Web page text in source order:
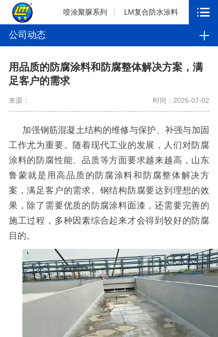
喷涂聚脲系列 LM复合防水涂料
公司动态
用品质的防腐涂料和防腐整体解决方案，满
足客户的需求
来源： 时间：2026-07-02
加强钢筋混凝土结构的维修与保护、补强与加固
工作尤为重要。随着现代工业的发展，人们对防腐
涂料的防腐性能、品质等方面要求越来越高，山东
鲁蒙就是用高品质的防腐涂料和防腐整体解决方
案，满足客户的需求。钢结构防腐要达到理想的效
果，除了需要优质的防腐涂料面漆，还需要完善的
施工过程，多种因素综合起来才会得到较好的防腐
目的。